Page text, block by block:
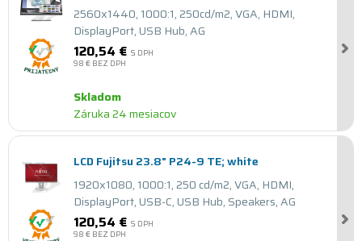
2560x1440, 1000:1, 250cd/m2, VGA, HDMI,
DisplayPort, USB Hub, AG
120,54 € S DPH
98 € BEZ DPH
Skladom
Záruka 24 mesiacov
LCD Fujitsu 23.8" P24-9 TE; white
1920x1080, 1000:1, 250 cd/m2, VGA, HDMI,
DisplayPort, USB-C, USB Hub, Speakers, AG
120,54 € S DPH
98 € BEZ DPH